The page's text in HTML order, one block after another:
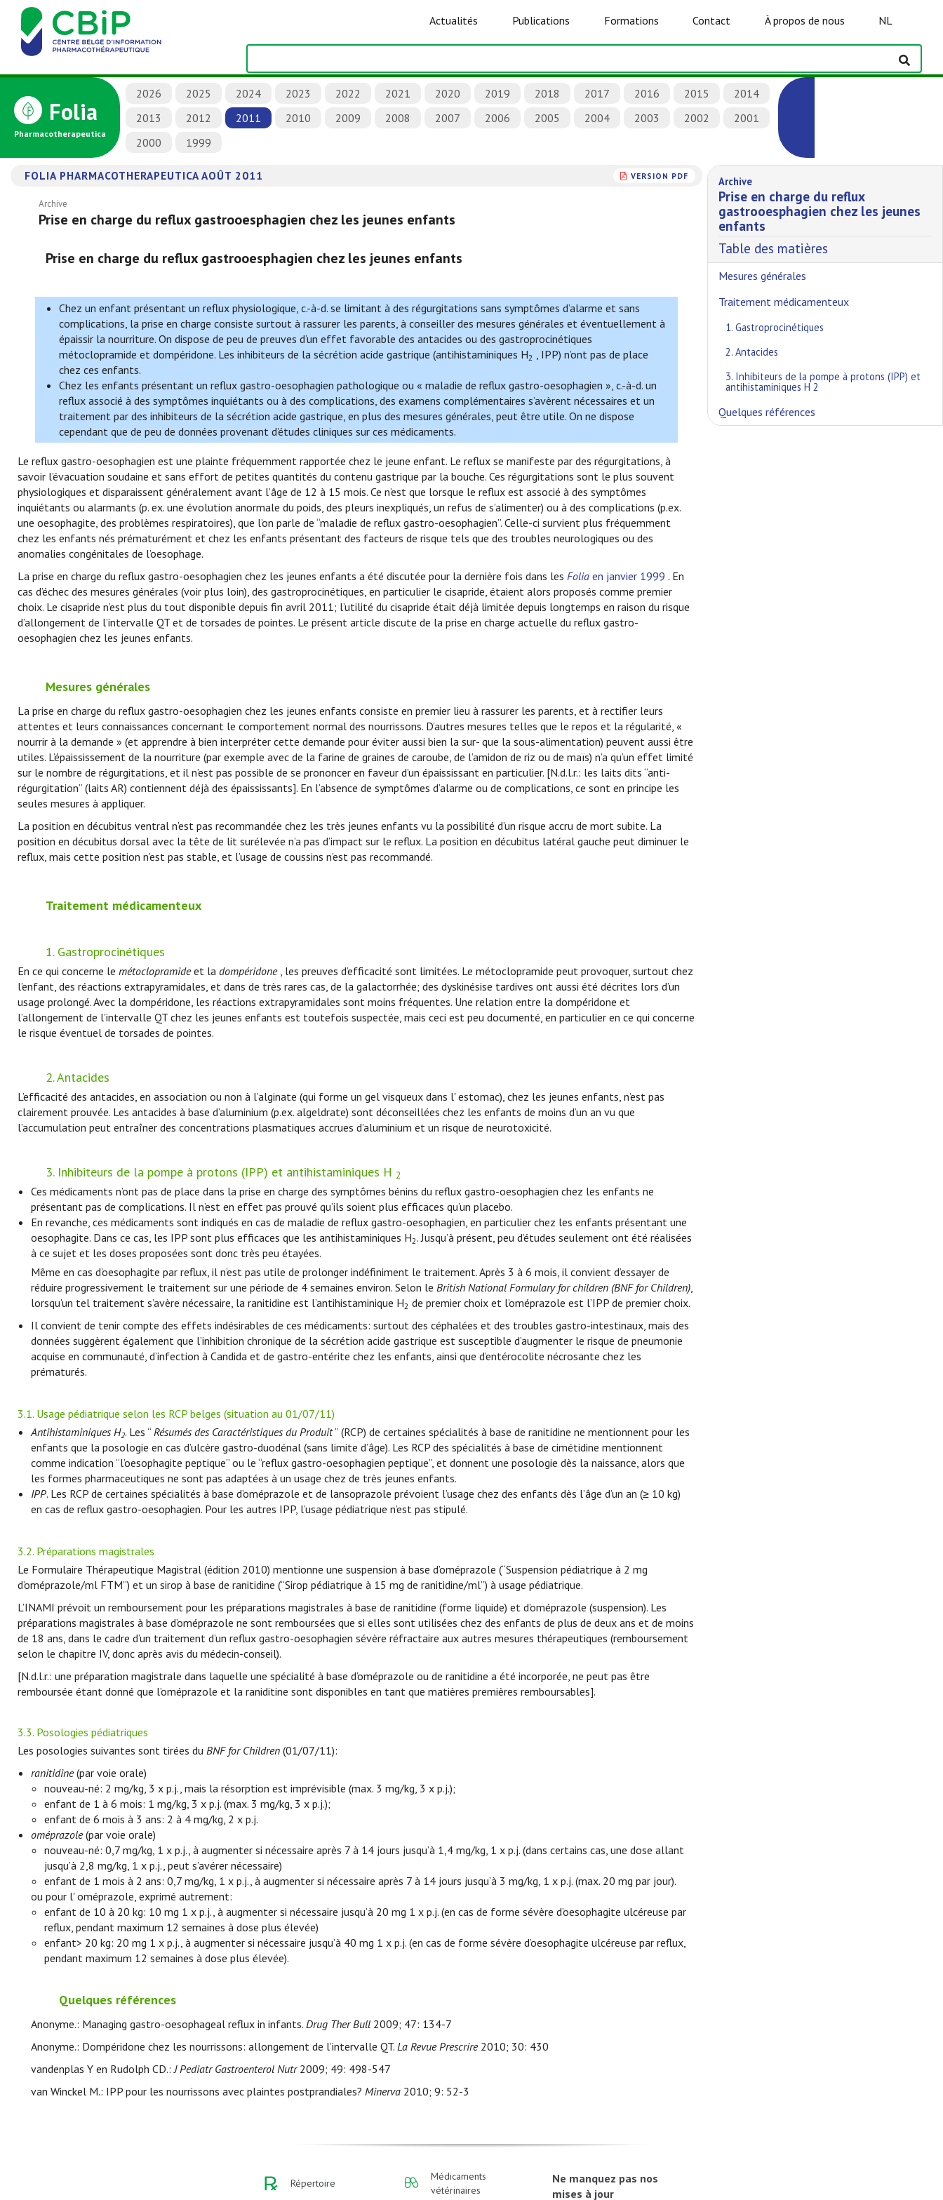
Actualités Publications Formations Contact À propos de nous NL
Folia
Pharmacotherapeutica
2026 2025 2024 2023 2022 2021 2020 2019 2018 2017 2016 2015
2014
2013
2012 2011 2010 2009 2008 2007 2006 2005 2004 2003 2002
2001
2000
1999
FOLIA PHARMACOTHERAPEUTICA AOÛT 2011 VERSION PDF
Archive
Prise en charge du reflux gastrooesphagien chez les jeunes enfants
Prise en charge du reflux gastrooesphagien chez les jeunes enfants
Chez un enfant présentant un reflux physiologique, c.-à-d. se limitant à des régurgitations sans symptômes d’alarme et sans
complications, la prise en charge consiste surtout à rassurer les parents, à conseiller des mesures générales et éventuellement à
épaissir la nourriture. On dispose de peu de preuves d’un effet favorable des antacides ou des gastroprocinétiques
métoclopramide et dompéridone. Les inhibiteurs de la sécrétion acide gastrique (antihistaminiques H2 , IPP) n’ont pas de place
chez ces enfants.
Chez les enfants présentant un reflux gastro-oesophagien pathologique ou « maladie de reflux gastro-oesophagien », c.-à-d. un
reflux associé à des symptômes inquiétants ou à des complications, des examens complémentaires s’avèrent nécessaires et un
traitement par des inhibiteurs de la sécrétion acide gastrique, en plus des mesures générales, peut être utile. On ne dispose
cependant que de peu de données provenant d’études cliniques sur ces médicaments.
Le reflux gastro-oesophagien est une plainte fréquemment rapportée chez le jeune enfant. Le reflux se manifeste par des régurgitations, à
savoir l’évacuation soudaine et sans effort de petites quantités du contenu gastrique par la bouche. Ces régurgitations sont le plus souvent
physiologiques et disparaissent généralement avant l’âge de 12 à 15 mois. Ce n’est que lorsque le reflux est associé à des symptômes
inquiétants ou alarmants (p. ex. une évolution anormale du poids, des pleurs inexpliqués, un refus de s’alimenter) ou à des complications (p.ex.
une oesophagite, des problèmes respiratoires), que l’on parle de “maladie de reflux gastro-oesophagien”. Celle-ci survient plus fréquemment
chez les enfants nés prématurément et chez les enfants présentant des facteurs de risque tels que des troubles neurologiques ou des
anomalies congénitales de l’oesophage.
La prise en charge du reflux gastro-oesophagien chez les jeunes enfants a été discutée pour la dernière fois dans les Folia en janvier 1999 . En
cas d’échec des mesures générales (voir plus loin), des gastroprocinétiques, en particulier le cisapride, étaient alors proposés comme premier
choix. Le cisapride n’est plus du tout disponible depuis fin avril 2011; l’utilité du cisapride était déjà limitée depuis longtemps en raison du risque
d’allongement de l’intervalle QT et de torsades de pointes. Le présent article discute de la prise en charge actuelle du reflux gastro-
oesophagien chez les jeunes enfants.
Mesures générales
La prise en charge du reflux gastro-oesophagien chez les jeunes enfants consiste en premier lieu à rassurer les parents, et à rectifier leurs
attentes et leurs connaissances concernant le comportement normal des nourrissons. D’autres mesures telles que le repos et la régularité, «
nourrir à la demande » (et apprendre à bien interpréter cette demande pour éviter aussi bien la sur- que la sous-alimentation) peuvent aussi être
utiles. L’épaississement de la nourriture (par exemple avec de la farine de graines de caroube, de l’amidon de riz ou de maïs) n’a qu’un effet limité
sur le nombre de régurgitations, et il n’est pas possible de se prononcer en faveur d’un épaississant en particulier. [N.d.l.r.: les laits dits “anti-
régurgitation” (laits AR) contiennent déjà des épaississants]. En l’absence de symptômes d’alarme ou de complications, ce sont en principe les
seules mesures à appliquer.
La position en décubitus ventral n’est pas recommandée chez les très jeunes enfants vu la possibilité d’un risque accru de mort subite. La
position en décubitus dorsal avec la tête de lit surélevée n’a pas d’impact sur le reflux. La position en décubitus latéral gauche peut diminuer le
reflux, mais cette position n’est pas stable, et l’usage de coussins n’est pas recommandé.
Traitement médicamenteux
1. Gastroprocinétiques
En ce qui concerne le métoclopramideet la dompéridone, les preuves d’efficacité sont limitées. Le métoclopramide peut provoquer, surtout chez
l’enfant, des réactions extrapyramidales, et dans de très rares cas, de la galactorrhée; des dyskinésise tardives ont aussi été décrites lors d’un
usage prolongé. Avec la dompéridone, les réactions extrapyramidales sont moins fréquentes. Une relation entre la dompéridone et
l’allongement de l’intervalle QT chez les jeunes enfants est toutefois suspectée, mais ceci est peu documenté, en particulier en ce qui concerne
le risque éventuel de torsades de pointes.
2. Antacides
L’efficacité des antacides, en association ou non à l’alginate (qui forme un gel visqueux dans l' estomac), chez les jeunes enfants, n’est pas
clairement prouvée. Les antacides à base d’aluminium (p.ex. algeldrate) sont déconseillées chez les enfants de moins d’un an vu que
l’accumulation peut entraîner des concentrations plasmatiques accrues d’aluminium et un risque de neurotoxicité.
3. Inhibiteurs de la pompe à protons (IPP) et antihistaminiques H 2
Ces médicaments n’ont pas de place dans la prise en charge des symptômes bénins du reflux gastro-oesophagien chez les enfants ne
présentant pas de complications. Il n’est en effet pas prouvé qu’ils soient plus efficaces qu’un placebo.
En revanche, ces médicaments sont indiqués en cas de maladie de reflux gastro-oesophagien, en particulier chez les enfants présentant une
oesophagite. Dans ce cas, les IPP sont plus efficaces que les antihistaminiques H2. Jusqu’à présent, peu d’études seulement ont été réalisées
à ce sujet et les doses proposées sont donc très peu étayées.
Même en cas d’oesophagite par reflux, il n’est pas utile de prolonger indéfiniment le traitement. Après 3 à 6 mois, il convient d’essayer de
réduire progressivement le traitement sur une période de 4 semaines environ. Selon leBritish National Formulary for children (BNF for Children),
lorsqu’un tel traitement s’avère nécessaire, la ranitidine est l’antihistaminique H2 de premier choix et l’oméprazole est l’IPP de premier choix.
Il convient de tenir compte des effets indésirables de ces médicaments: surtout des céphalées et des troubles gastro-intestinaux, mais des
données suggèrent également que l’inhibition chronique de la sécrétion acide gastrique est susceptible d’augmenter le risque de pneumonie
acquise en communauté, d’infection à Candida et de gastro-entérite chez les enfants, ainsi que d’entérocolite nécrosante chez les
prématurés.
3.1. Usage pédiatrique selon les RCP belges (situation au 01/07/11)
Antihistaminiques H2. Les “Résumés des Caractéristiques du Produit” (RCP) de certaines spécialités à base de ranitidine ne mentionnent pour les
enfants que la posologie en cas d’ulcère gastro-duodénal (sans limite d’âge). Les RCP des spécialités à base de cimétidine mentionnent
comme indication “l’oesophagite peptique” ou le “reflux gastro-oesophagien peptique”, et donnent une posologie dès la naissance, alors que
les formes pharmaceutiques ne sont pas adaptées à un usage chez de très jeunes enfants.
IPP. Les RCP de certaines spécialités à base d’oméprazole et de lansoprazole prévoient l’usage chez des enfants dès l’âge d’un an (≥ 10 kg)
en cas de reflux gastro-oesophagien. Pour les autres IPP, l’usage pédiatrique n’est pas stipulé.
3.2. Préparations magistrales
Le Formulaire Thérapeutique Magistral (édition 2010) mentionne une suspension à base d’oméprazole (“Suspension pédiatrique à 2 mg
d’oméprazole/ml FTM”) et un sirop à base de ranitidine (“Sirop pédiatrique à 15 mg de ranitidine/ml”) à usage pédiatrique.
L’INAMI prévoit un remboursement pour les préparations magistrales à base de ranitidine (forme liquide) et d’oméprazole (suspension). Les
préparations magistrales à base d’oméprazole ne sont remboursées que si elles sont utilisées chez des enfants de plus de deux ans et de moins
de 18 ans, dans le cadre d’un traitement d’un reflux gastro-oesophagien sévère réfractaire aux autres mesures thérapeutiques (remboursement
selon le chapitre IV, donc après avis du médecin-conseil).
[N.d.l.r.: une préparation magistrale dans laquelle une spécialité à base d’oméprazole ou de ranitidine a été incorporée, ne peut pas être
remboursée étant donné que l’oméprazole et la raniditine sont disponibles en tant que matières premières remboursables].
3.3. Posologies pédiatriques
Les posologies suivantes sont tirées du BNF for Children (01/07/11):
ranitidine(par voie orale)
nouveau-né: 2 mg/kg, 3 x p.j., mais la résorption est imprévisible (max. 3 mg/kg, 3 x p.j.);
enfant de 1 à 6 mois: 1 mg/kg, 3 x p.j. (max. 3 mg/kg, 3 x p.j.);
enfant de 6 mois à 3 ans: 2 à 4 mg/kg, 2 x p.j.
oméprazole(par voie orale)
nouveau-né: 0,7 mg/kg, 1 x p.j., à augmenter si nécessaire après 7 à 14 jours jusqu’à 1,4 mg/kg, 1 x p.j. (dans certains cas, une dose allant
jusqu’à 2,8 mg/kg, 1 x p.j., peut s’avérer nécessaire)
enfant de 1 mois à 2 ans: 0,7 mg/kg, 1 x p.j., à augmenter si nécessaire après 7 à 14 jours jusqu’à 3 mg/kg, 1 x p.j. (max. 20 mg par jour).
ou pour l' oméprazole, exprimé autrement:
enfant de 10 à 20 kg: 10 mg 1 x p.j., à augmenter si nécessaire jusqu’à 20 mg 1 x p.j. (en cas de forme sévère d’oesophagite ulcéreuse par
reflux, pendant maximum 12 semaines à dose plus élevée)
enfant> 20 kg: 20 mg 1 x p.j., à augmenter si nécessaire jusqu’à 40 mg 1 x p.j. (en cas de forme sévère d’oesophagite ulcéreuse par reflux,
pendant maximum 12 semaines à dose plus élevée).
Quelques références
Anonyme.: Managing gastro-oesophageal reflux in infants.Drug Ther Bull 2009; 47: 134-7
Anonyme.: Dompéridone chez les nourrissons: allongement de l’intervalle QT.La Revue Prescrire2010; 30: 430
vandenplas Y en Rudolph CD.:J Pediatr Gastroenterol Nutr2009; 49: 498-547
van Winckel M.: IPP pour les nourrissons avec plaintes postprandiales?Minerva 2010; 9: 52-3
Archive
Prise en charge du reflux
gastrooesphagien chez les jeunes
enfants
Table des matières
Mesures générales
Traitement médicamenteux
1. Gastroprocinétiques
2. Antacides
3. Inhibiteurs de la pompe à protons (IPP) et
antihistaminiques H 2
Quelques références
Répertoire
Médicaments
vétérinaires
Ne manquez pas nos
mises à jour